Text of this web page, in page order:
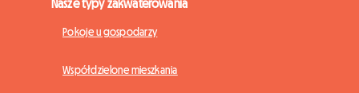
Nasze typy zakwaterowania
Pokoje u gospodarzy
Współdzielone mieszkania